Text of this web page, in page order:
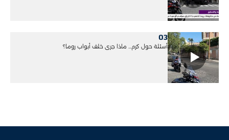
03
أسئلة حول كرم... ماذا جرى خلف أبواب روما؟